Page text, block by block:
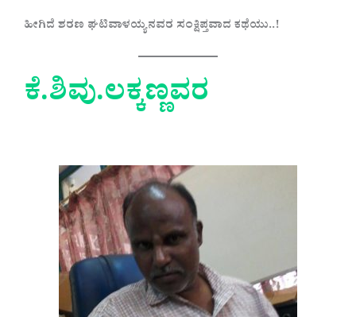
ಹೀಗಿದೆ ಶರಣ ಘಟಿವಾಳಯ್ಯನವರ ಸಂಕ್ಷಿಪ್ತವಾದ ಕಥೆಯು..!
ಕೆ.ಶಿವು.ಲಕ್ಕಣ್ಣವರ